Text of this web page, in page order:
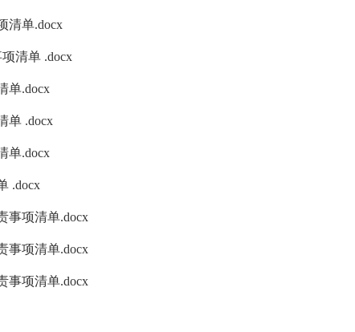
清单.docx
清单 .docx
单.docx
单 .docx
单.docx
.docx
事项清单.docx
事项清单.docx
事项清单.docx